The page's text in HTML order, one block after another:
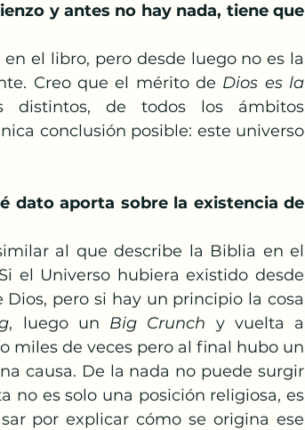
y antes no hay nada, tiene que
el libro, pero desde luego no es la
Creo que el mérito de Dios es la
distintos, de todos los ámbitos
conclusión posible: este universo
dato aporta sobre la existencia de
al que describe la Biblia en el
el Universo hubiera existido desde
pero si hay un principio la cosa
, luego un Big Crunch y vuelta a
miles de veces pero al final hubo un
causa. De la nada no puede surgir
no es solo una posición religiosa, es
por explicar cómo se origina ese